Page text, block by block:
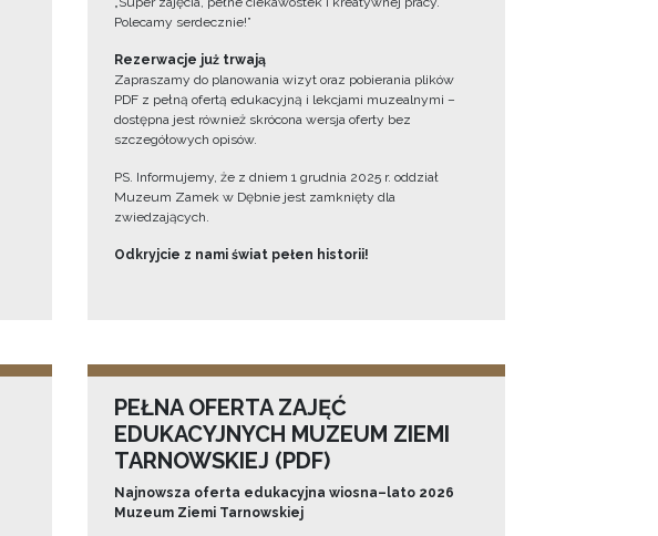
Polecamy serdecznie!”
Rezerwacje już trwają
Zapraszamy do planowania wizyt oraz pobierania plików
PDF z pełną ofertą edukacyjną i lekcjami muzealnymi –
dostępna jest również skrócona wersja oferty bez
szczegółowych opisów.
PS. Informujemy, że z dniem 1 grudnia 2025 r. oddział
Muzeum Zamek w Dębnie jest zamknięty dla
zwiedzających.
Odkryjcie z nami świat pełen historii!
PEŁNA OFERTA ZAJĘĆ
EDUKACYJNYCH MUZEUM ZIEMI
TARNOWSKIEJ (PDF)
Najnowsza oferta edukacyjna wiosna–lato 2026
Muzeum Ziemi Tarnowskiej